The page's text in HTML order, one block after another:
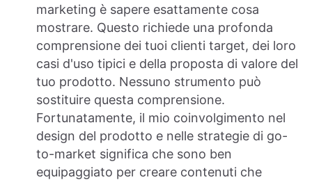
marketing è sapere esattamente cosa
mostrare. Questo richiede una profonda
comprensione dei tuoi clienti target, dei loro
casi d'uso tipici e della proposta di valore del
tuo prodotto. Nessuno strumento può
sostituire questa comprensione.
Fortunatamente, il mio coinvolgimento nel
design del prodotto e nelle strategie di go-
to-market significa che sono ben
equipaggiato per creare contenuti che